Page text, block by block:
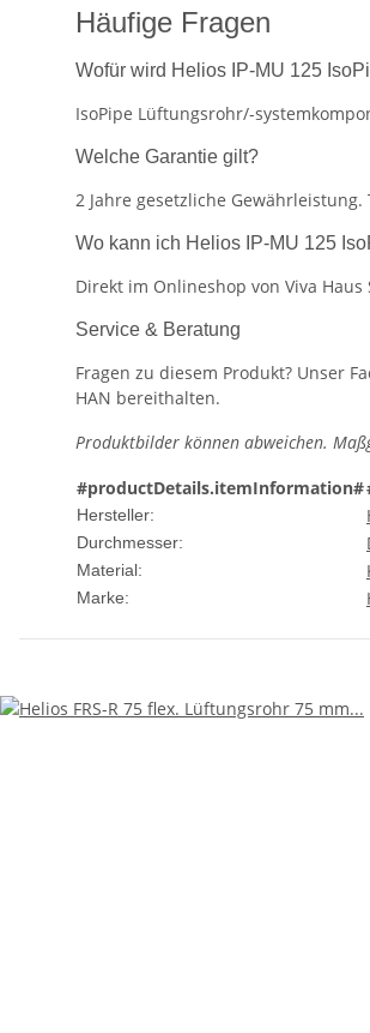
Häufige Fragen
Wofür wird Helios IP-MU 125
IsoPipe Lüftungsrohr/-
Welche Garantie gilt?
2 Jahre gesetzliche Gewährleistung.
Wo kann ich Helios IP-MU 125
Direkt im Onlineshop von Viva
Service & Beratung
Fragen zu diesem Produkt? Unser
HAN bereithalten.
Produktbilder können abweichen.
#productDetails.itemInformation#
Hersteller:
Durchmesser:
Material:
Marke: